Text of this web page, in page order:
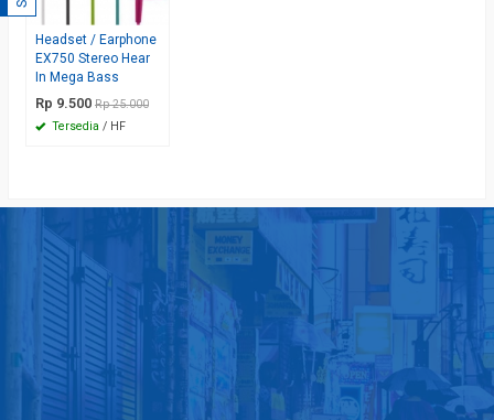
Headset / Earphone
EX750 Stereo Hear
In Mega Bass
Rp 9.500 Rp 25.000
Tersedia / HF